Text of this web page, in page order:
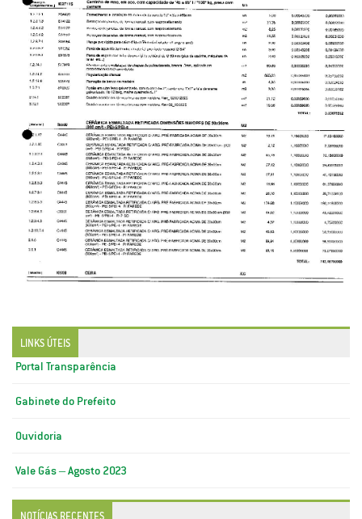
LINKS ÚTEIS
Portal Transparência
Gabinete do Prefeito
Ouvidoria
Vale Gás – Agosto 2023
NOTÍCIAS RECENTES